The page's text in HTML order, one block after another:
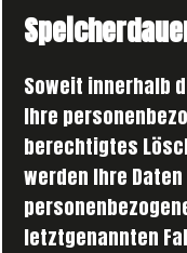
Soweit innerhalb
Ihre
berechtigtes
werden Ihre
letztgenannten